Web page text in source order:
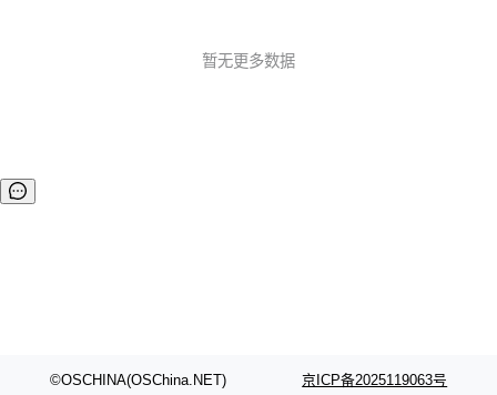
用户需求自定义设置功能 手柄控制模式： 横屏下...
暂无更多数据
©OSCHINA(OSChina.NET) 京ICP备2025119063号